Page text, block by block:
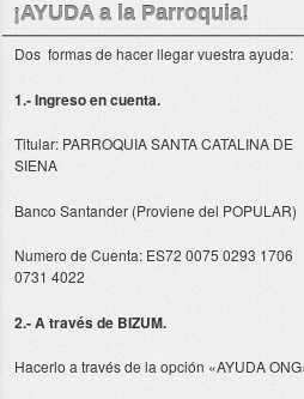
¡AYUDA a la Parroquia!
Dos formas de hacer llegar vuestra ayuda:
1.- Ingreso en cuenta.
Titular: PARROQUIA SANTA CATALINA DE
SIENA
Banco Santander (Proviene del POPULAR)
Numero de Cuenta: ES72 0075 0293 1706
0731 4022
2.- A través de BIZUM.
Hacerlo a través de la opción «AYUDA